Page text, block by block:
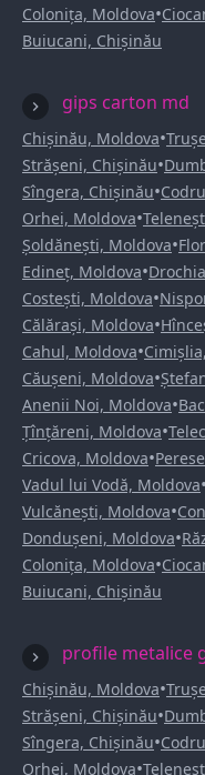
Colonița, Moldova•
Buiucani, Chișinău
gips carton md
Chișinău, Moldova•
Strășeni, Chișinău•
Sîngera, Chișinău•
Orhei, Moldova•
Șoldănești, Moldova•
Edineț, Moldova•
Costești, Moldova•
Călărași, Moldova•
Cahul, Moldova•
Căușeni, Moldova•
Anenii Noi, Moldova•
Țînțăreni, Moldova•
Cricova, Moldova•
Vadul lui Vodă, Moldova•
Vulcănești, Moldova•
Dondușeni, Moldova•
Colonița, Moldova•
Buiucani, Chișinău
profile metalice
Chișinău, Moldova•
Strășeni, Chișinău•
Sîngera, Chișinău•
Orhei, Moldova•